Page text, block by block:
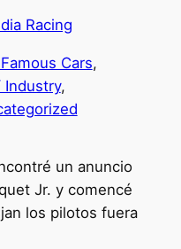
Racing
Cars
Industry
un anuncio
Jr. y comencé
los pilotos fuera